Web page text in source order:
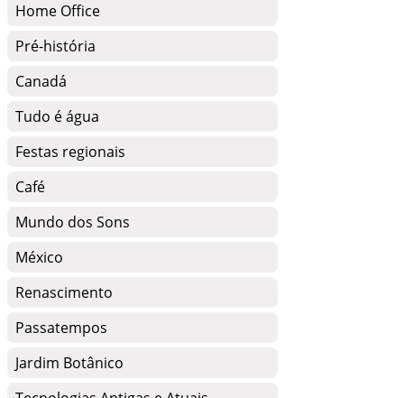
Home Office
Pré-história
Canadá
Tudo é água
Festas regionais
Café
Mundo dos Sons
México
Renascimento
Passatempos
Jardim Botânico